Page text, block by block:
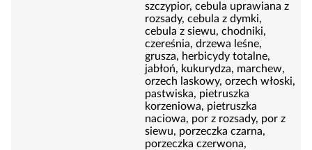
szczypior, cebula uprawiana z
rozsady, cebula z dymki,
cebula z siewu, chodniki,
czereśnia, drzewa leśne,
grusza, herbicydy totalne,
jabłoń, kukurydza, marchew,
orzech laskowy, orzech włoski,
pastwiska, pietruszka
korzeniowa, pietruszka
naciowa, por z rozsady, por z
siewu, porzeczka czarna,
porzeczka czerwona,